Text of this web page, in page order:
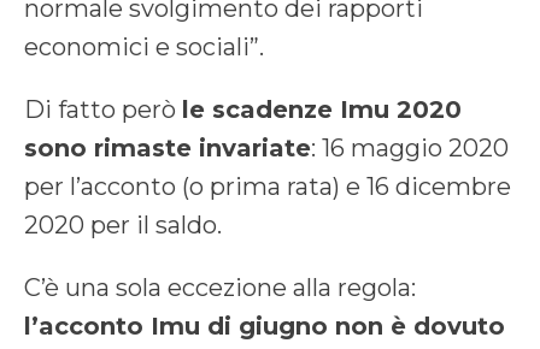
normale svolgimento dei rapporti
economici e sociali”.
Di fatto però le scadenze Imu 2020
sono rimaste invariate: 16 maggio 2020
per l’acconto (o prima rata) e 16 dicembre
2020 per il saldo.
C’è una sola eccezione alla regola:
l’acconto Imu di giugno non è dovuto